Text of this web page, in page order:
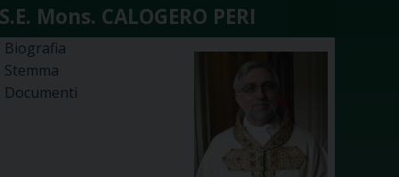
Biografia
Stemma
Documenti